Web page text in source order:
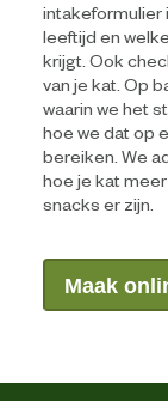
intakeformulier
leeftijd en
krijgt. Ook
van je kat. Op
waarin we het
hoe we dat op
bereiken. We
hoe je kat
snacks er zijn.
Maak